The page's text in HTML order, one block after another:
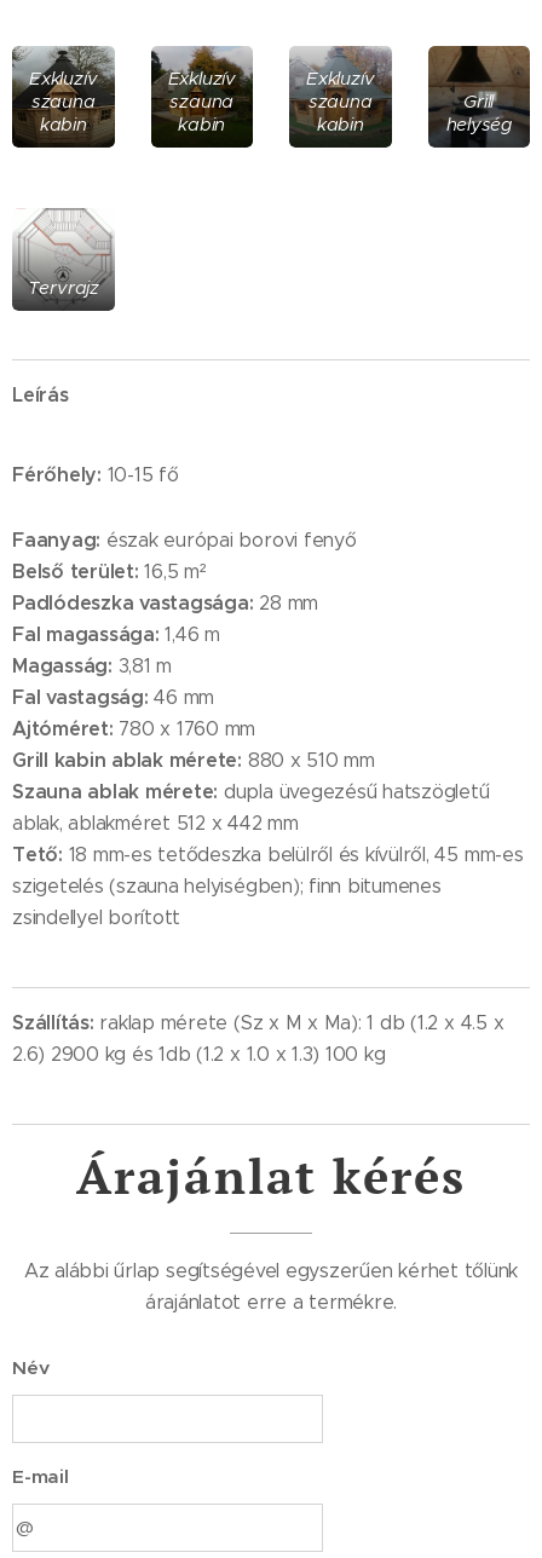
Exkluzív
szauna
kabin
Exkluzív
szauna
kabin
Exkluzív
szauna
kabin
Grill
helység
Tervrajz
Leírás
Férőhely: 10-15 fő
Faanyag: észak európai borovi fenyő
Belső terület: 16,5 m²
Padlódeszka vastagsága: 28 mm
Fal magassága: 1,46 m
Magasság: 3,81 m
Fal vastagság: 46 mm
Ajtóméret: 780 x 1760 mm
Grill kabin ablak mérete: 880 x 510 mm
Szauna ablak mérete: dupla üvegezésű hatszögletű
ablak, ablakméret 512 x 442 mm
Tető: 18 mm-es tetődeszka belülről és kívülről, 45 mm-es
szigetelés (szauna helyiségben); finn bitumenes
zsindellyel borított
Szállítás: raklap mérete (Sz x M x Ma): 1 db (1.2 x 4.5 x
2.6) 2900 kg és 1db (1.2 x 1.0 x 1.3) 100 kg
Árajánlat kérés
Az alábbi űrlap segítségével egyszerűen kérhet tőlünk
árajánlatot erre a termékre.
Név
E-mail